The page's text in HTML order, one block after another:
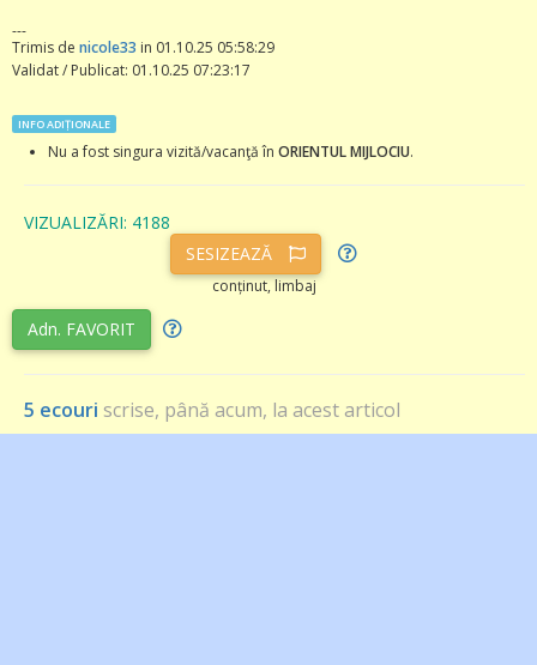
---
Trimis de nicole33 in 01.10.25 05:58:29
Validat / Publicat: 01.10.25 07:23:17
INFO ADIȚIONALE
Nu a fost singura vizită/vacanţă în ORIENTUL MIJLOCIU.
VIZUALIZĂRI: 4188
SESIZEAZĂ
conținut, limbaj
Adn. FAVORIT
5 ecouri scrise, până acum, la acest articol